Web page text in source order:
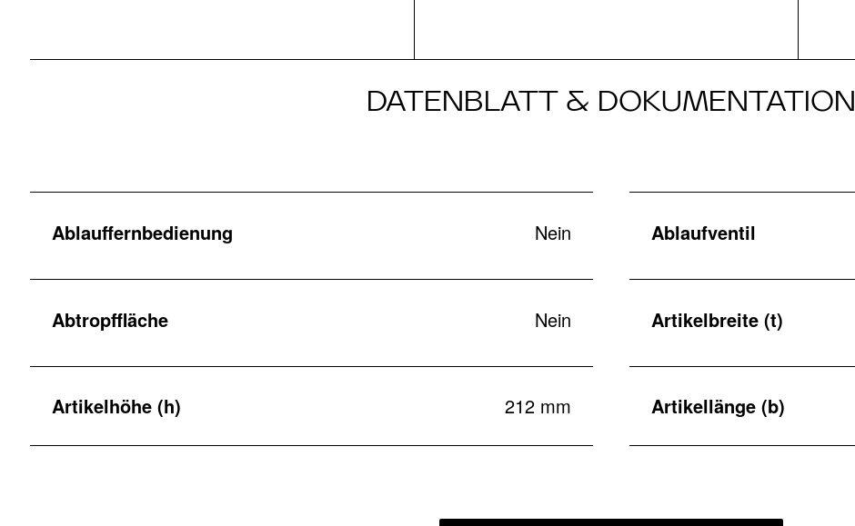
DATENBLATT & DOKUMENTATION
Ablauffernbedienung Nein Ablaufventil
Abtropffläche Nein Artikelbreite (t)
Artikelhöhe (h) 212 mm Artikellänge (b)